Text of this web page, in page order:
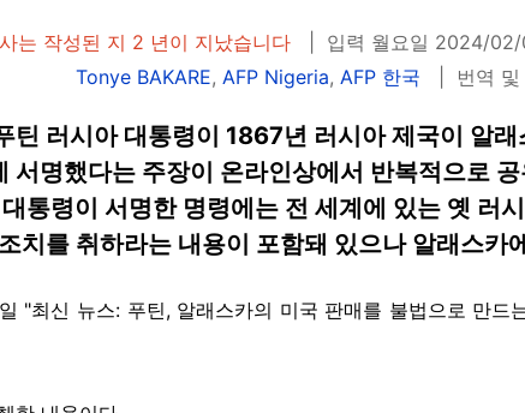
는 작성된 지 2 년이 지났습니다 입력 월요일 2024/
Tonye BAKARE, AFP Nigeria, AFP 한국 번역 및
틴 러시아 대통령이 1867년 러시아 제국이 알
서명했다는 주장이 온라인상에서 반복적으로
통령이 서명한 명령에는 전 세계에 있는 옛 러
치를 취하라는 내용이 포함돼 있으나 알래스카
"최신 뉴스: 푸틴, 알래스카의 미국 판매를 불법으로 만드